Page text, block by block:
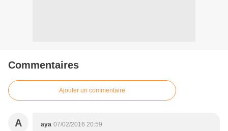
Commentaires
Ajouter un commentaire
A aya 07/02/2016 20:59